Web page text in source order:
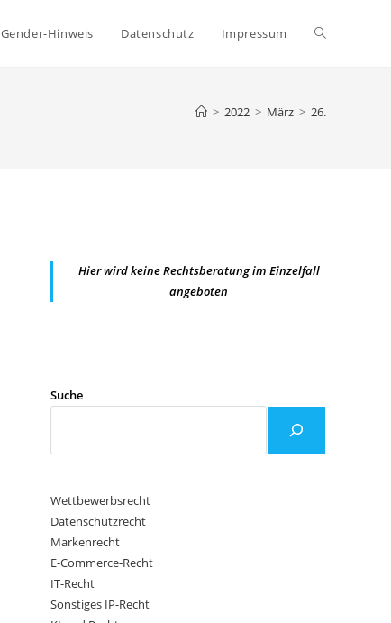
Gender-Hinweis Datenschutz Impressum Website-
> 2022 > März > 26.
Hier wird keine Rechtsberatung im Einzelfall
angeboten
Suche
Wettbewerbsrecht
Datenschutzrecht
Markenrecht
E-Commerce-Recht
IT-Recht
Sonstiges IP-Recht